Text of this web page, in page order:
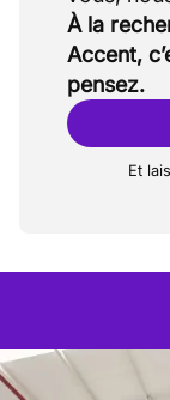
À la
Accent,
pensez.
Et